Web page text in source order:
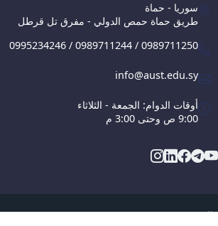
سوريا - حماة
طريق حماة حمص الدولي - مفرق تل قرطل
0995234246 / 0989711244 / 0989711250
info@aust.edu.sy
أوقات الدوام: الجمعة - الثلاثاء
9:00 ص وحتى 3:00 م